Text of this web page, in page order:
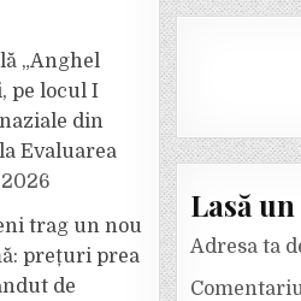
Lasă
Adresa ta
„Anghel
pe locul I
din
Evaluarea
trag un nou
prețuri prea
de